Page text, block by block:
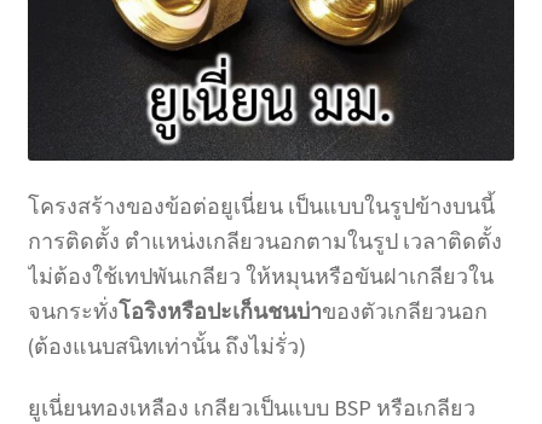
โครงสร้างของข้อต่อยูเนี่ยน เป็นแบบในรูปข้างบนนี้
การติดตั้ง ตำแหน่งเกลียวนอกตามในรูป เวลาติดตั้ง
ไม่ต้องใช้เทปพันเกลียว ให้หมุนหรือขันฝาเกลียวใน
จนกระทั่งโอริงหรือปะเก็นชนบ่าของตัวเกลียวนอก
(ต้องแนบสนิทเท่านั้น ถึงไม่รั่ว)
ยูเนี่ยนทองเหลือง เกลียวเป็นแบบ BSP หรือเกลียว